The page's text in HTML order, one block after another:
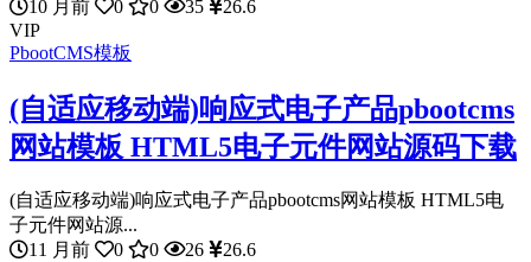
10 月前
0 0 35
26.6
VIP
PbootCMS模板
(自适应移动端)响应式电子产品pbootcms
网站模板 HTML5电子元件网站源码下载
(自适应移动端)响应式电子产品pbootcms网站模板 HTML5电
子元件网站源...
11 月前
0 0 26
26.6